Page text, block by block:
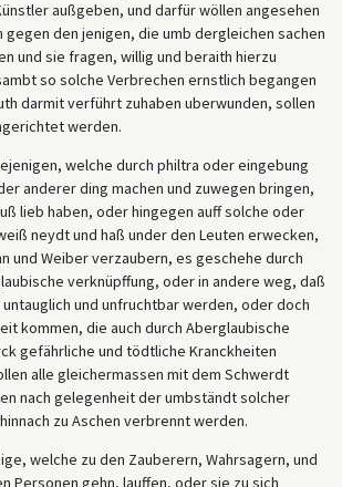
außgeben, und darfür wöllen angesehen
gegen den jenigen, die umb dergleichen sachen
und sie fragen, willig und beraith hierzu
so solche Verbrechen ernstlich begangen
darmit verführt zuhaben uberwunden, sollen
werden.
welche durch philtra oder eingebung
anderer ding machen und zuwegen bringen,
lieb haben, oder hingegen auff solche oder
neydt und haß under den Leuten erwecken,
und Weiber verzaubern, es geschehe durch
verknüpffung, oder in andere weg, daß
und unfruchtbar werden, oder doch
kommen, die auch durch Aberglaubische
gefährliche und tödtliche Kranckheiten
alle gleichermassen mit dem Schwerdt
nach gelegenheit der umbständt solcher
zu Aschen verbrennt werden.
welche zu den Zauberern, Wahrsagern, und
Personen gehn, lauffen, oder sie zu sich